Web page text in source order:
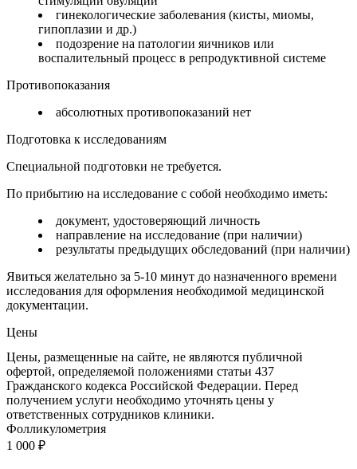
гинекологические заболевания (кисты, миомы,
гипоплазии и др.)
подозрение на патологии яичников или
воспалительный процесс в репродуктивной системе
Противопоказания
абсолютных противопоказаний нет
Подготовка к исследованиям
Специальной подготовки не требуется.
По прибытию на исследование с собой необходимо иметь:
документ, удостоверяющий личность
направление на исследование (при наличии)
результаты предыдущих обследований (при наличии)
Явиться желательно за 5-10 минут до назначенного времени
исследования для оформления необходимой медицинской
документации.
Цены
Цены, размещенные на сайте, не являются публичной
офертой, определяемой положениями статьи 437
Гражданского кодекса Российской Федерации. Перед
получением услуги необходимо уточнять цены у
ответственных сотрудников клиники.
Фолликулометрия
1 000 ₽